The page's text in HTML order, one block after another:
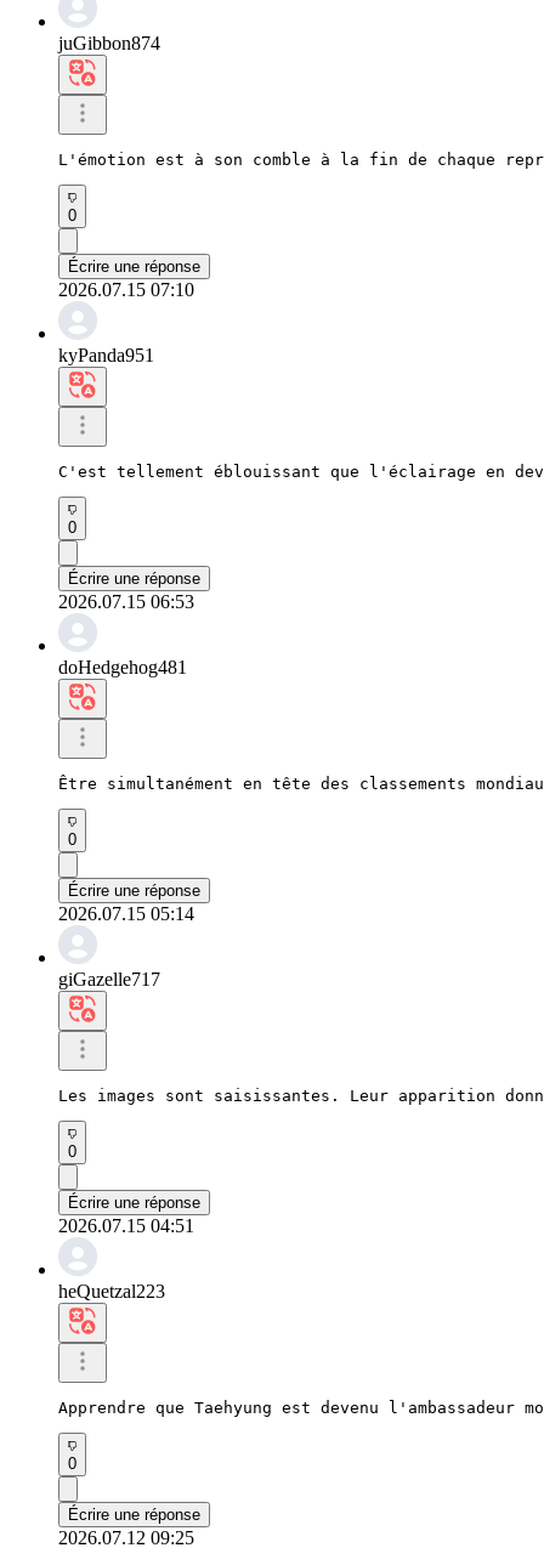
juGibbon874
L'émotion est à son comble à la fin de chaque
0
Écrire une réponse
2026.07.15 07:10
kyPanda951
C'est tellement éblouissant que l'éclairage en
0
Écrire une réponse
2026.07.15 06:53
doHedgehog481
Être simultanément en tête des classements
0
Écrire une réponse
2026.07.15 05:14
giGazelle717
Les images sont saisissantes. Leur apparition
0
Écrire une réponse
2026.07.15 04:51
heQuetzal223
Apprendre que Taehyung est devenu
0
Écrire une réponse
2026.07.12 09:25